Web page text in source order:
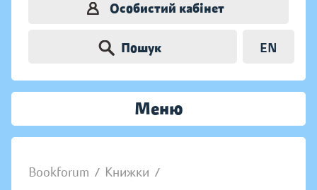
Особистий кабінет
Пошук EN
Меню
Bookforum / Книжки /